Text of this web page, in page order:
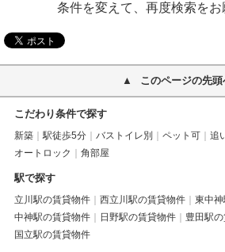
条件を変えて、再度検索をお
このページの先頭
こだわり条件で探す
新築 駅徒歩5分 バストイレ別 ペット可
追
オートロック
角部屋
駅で探す
立川駅の賃貸物件 西立川駅の賃貸物件
東中
中神駅の賃貸物件
日野駅の賃貸物件
豊田駅
国立駅の賃貸物件